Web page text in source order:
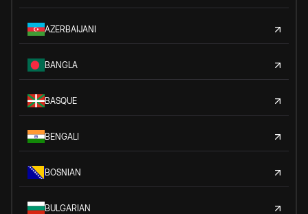
AZERBAIJANI
BANGLA
BASQUE
BENGALI
BOSNIAN
BULGARIAN